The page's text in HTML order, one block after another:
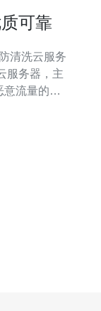
可靠
服务器，主
流量的干
防